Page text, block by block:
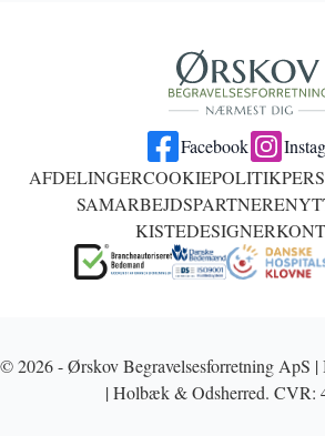
Facebook
AFDELINGERCOOKIEPOLITIK
SAMARBEJDSPARTNERE
KISTEDESIGNER
© 2026 - Ørskov Begravelsesforretning ApS |
| Holbæk & Odsherred. CVR: